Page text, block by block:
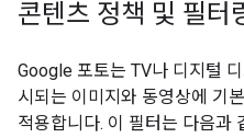
콘텐츠 정책 및 필터
Google 포토는 TV나 디지털
시되는 이미지와 동영상에 기
적용합니다. 이 필터는 다음과